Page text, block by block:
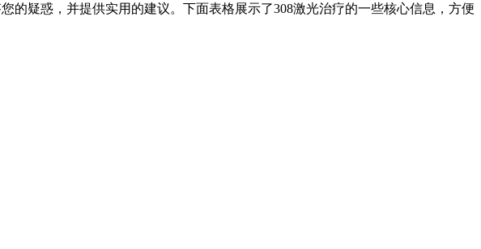
的疑惑，并提供实用的建议。下面表格展示了308激光治疗的一些核心信息，方便